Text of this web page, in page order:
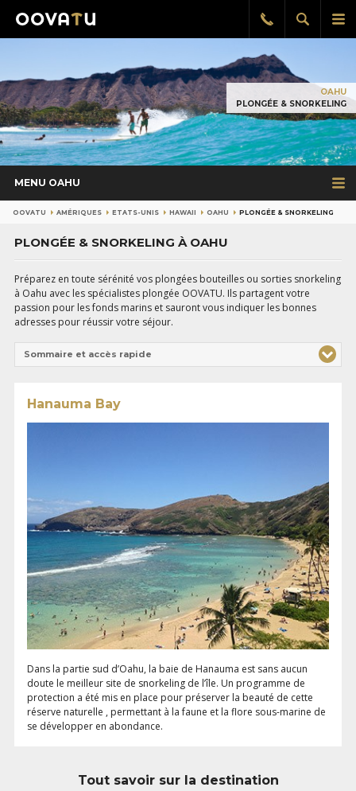
le
Afficher
la
Rappel
gratuit
OAHU
PLONGÉE & SNORKELING
MENU OAHU
OOVATU AMÉRIQUES ETATS-UNIS HAWAII OAHU PLONGÉE & SNORKELING
PLONGÉE & SNORKELING À OAHU
Préparez en toute sérénité vos plongées bouteilles ou sorties snorkeling
à Oahu avec les spécialistes plongée OOVATU. Ils partagent votre
passion pour les fonds marins et sauront vous indiquer les bonnes
adresses pour réussir votre séjour.
Sommaire et accès rapide
Hanauma Bay
Dans la partie sud d’Oahu, la baie de Hanauma est sans aucun
doute le meilleur site de snorkeling de l’île. Un programme de
protection a été mis en place pour préserver la beauté de cette
réserve naturelle , permettant à la faune et la flore sous-marine de
se développer en abondance.
Tout savoir sur la destination